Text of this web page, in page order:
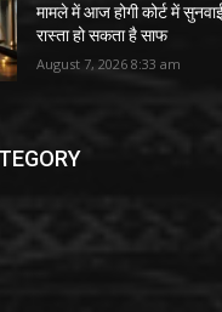
मामले में आज होगी कोर्ट में
रास्ता हो सकता है साफ
August 7, 2026 8:33 am